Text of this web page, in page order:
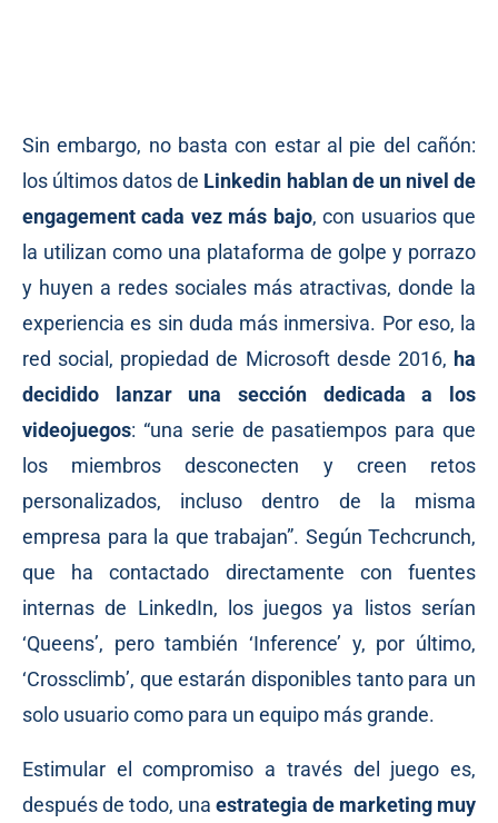
Sin embargo, no basta con estar al pie del cañón:
los últimos datos de Linkedin hablan de un nivel de
engagement cada vez más bajo, con usuarios que
la utilizan como una plataforma de golpe y porrazo
y huyen a redes sociales más atractivas, donde la
experiencia es sin duda más inmersiva. Por eso, la
red social, propiedad de Microsoft desde 2016, ha
decidido lanzar una sección dedicada a los
videojuegos: “una serie de pasatiempos para que
los miembros desconecten y creen retos
personalizados, incluso dentro de la misma
empresa para la que trabajan”. Según Techcrunch,
que ha contactado directamente con fuentes
internas de LinkedIn, los juegos ya listos serían
‘Queens’, pero también ‘Inference’ y, por último,
‘Crossclimb’, que estarán disponibles tanto para un
solo usuario como para un equipo más grande.
Estimular el compromiso a través del juego es,
después de todo, una estrategia de marketing muy